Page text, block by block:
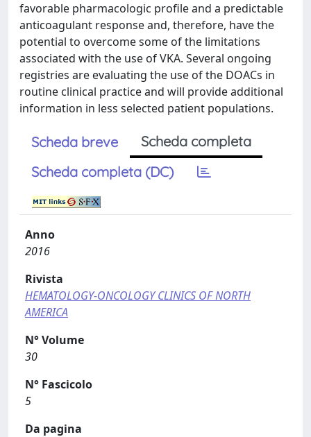
favorable pharmacologic profile and a predictable
anticoagulant response and, therefore, have the
potential to overcome some of the limitations
associated with the use of VKA. Several ongoing
registries are evaluating the use of the DOACs in
routine clinical practice and will provide additional
information in less selected patient populations.
Scheda breve
Scheda completa
Scheda completa (DC)
Anno
2016
Rivista
HEMATOLOGY-ONCOLOGY CLINICS OF NORTH
AMERICA
N° Volume
30
N° Fascicolo
5
Da pagina